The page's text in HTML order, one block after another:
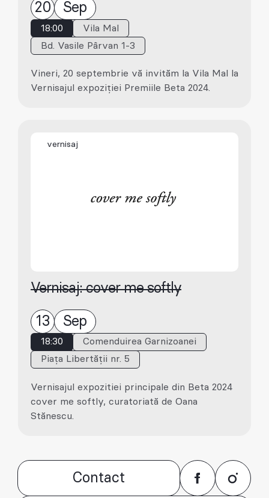
20 Sep
18:00
Vila Mal
Bd. Vasile Pârvan 1-3
Vineri, 20 septembrie vă invităm la Vila Mal la
Vernisajul expoziției Premiile Beta 2024.
vernisaj
Vernisaj: cover me softly
13 Sep
18:30
Comenduirea Garnizoanei
Piața Libertății nr. 5
Vernisajul expozitiei principale din Beta 2024
cover me softly, curatoriată de Oana
Stănescu.
Contact